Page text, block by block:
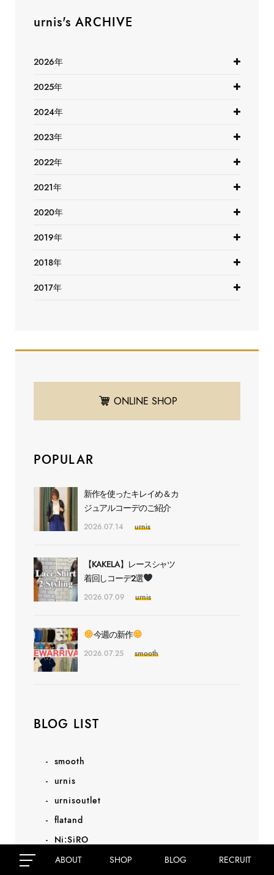
ABOUT SHOP BLOG RECRUIT
urnis's ARCHIVE
2026年
2025年
2024年
2023年
2022年
2021年
2020年
2019年
2018年
2017年
ONLINE SHOP
POPULAR
新作を使ったキレイめ＆カ
ジュアルコーデのご紹介
2026.07.14 urnis
【KAKELA】レースシャツ
着回しコーデ2選
2026.07.09 urnis
今週の新作
2026.07.25 smooth
BLOG LIST
smooth
urnis
urnisoutlet
flatand
Ni:SiRO
Maison de Lu Clé